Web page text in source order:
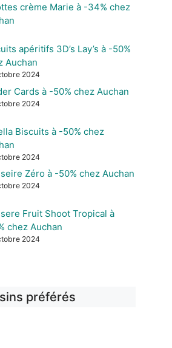
crème Marie à -34% chez
apéritifs 3D’s Lay’s à -50%
Auchan
2024
Cards à -50% chez Auchan
2024
Biscuits à -50% chez
2024
Zéro à -50% chez Auchan
2024
Fruit Shoot Tropical à
chez Auchan
2024
préférés